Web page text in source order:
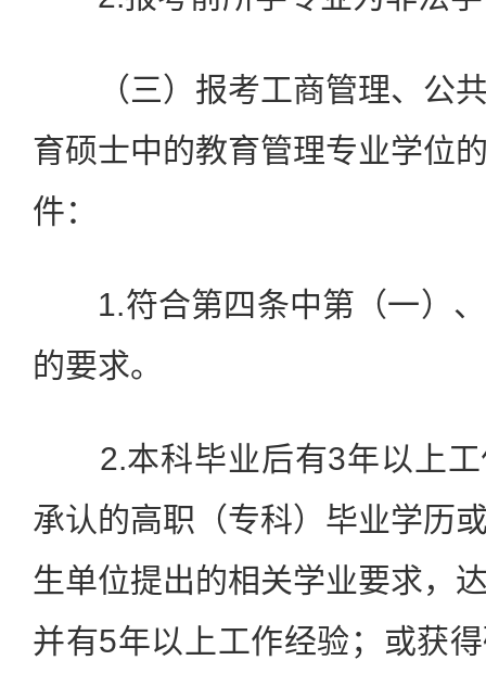
（三）报考工商管理、公共
育硕士中的教育管理专业学位
件：
1.符合第四条中第（一）、
的要求。
2.本科毕业后有3年以上工
承认的高职（专科）毕业学历
生单位提出的相关学业要求，
并有5年以上工作经验；或获